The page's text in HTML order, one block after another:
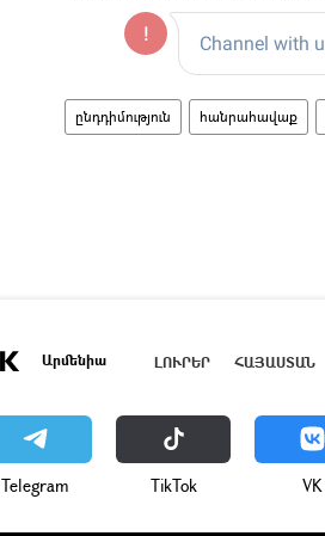
ընդդիմություն հանրահավաք
Արմենիա ԼՈՒՐԵՐ ՀԱՅԱՍՏԱՆ
Telegram ТikТоk VK